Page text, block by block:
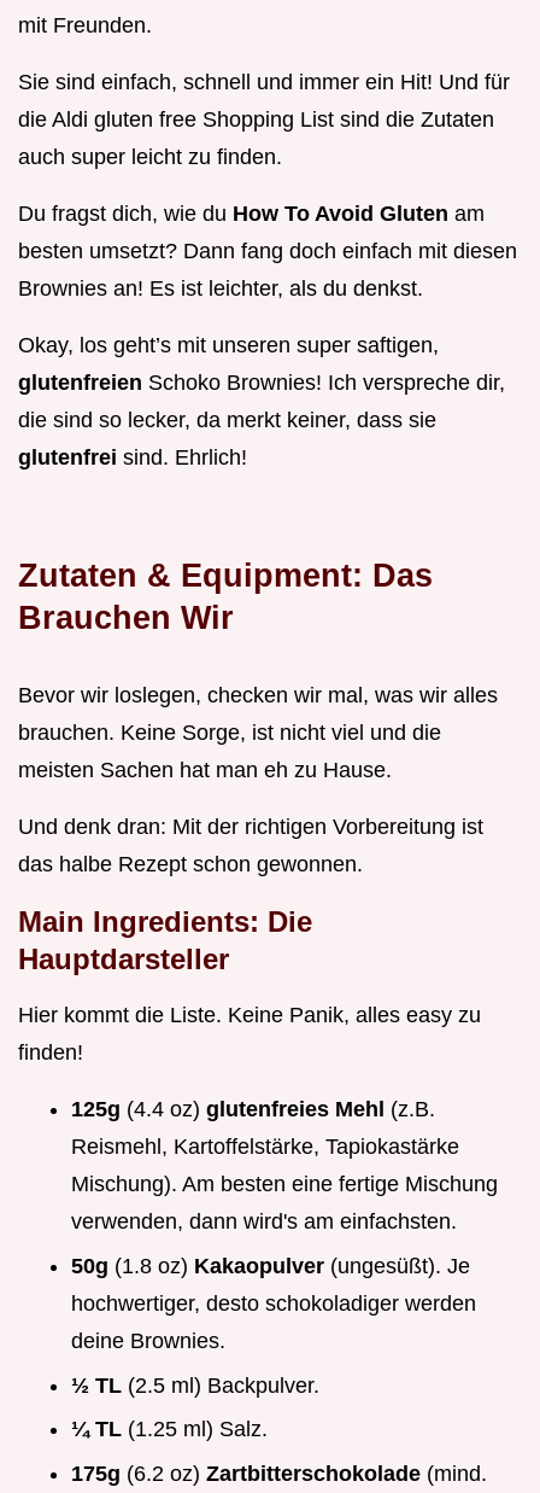
mit Freunden.
Sie sind einfach, schnell und immer ein Hit! Und für
die Aldi gluten free Shopping List sind die Zutaten
auch super leicht zu finden.
Du fragst dich, wie du How To Avoid Gluten am
besten umsetzt? Dann fang doch einfach mit diesen
Brownies an! Es ist leichter, als du denkst.
Okay, los geht’s mit unseren super saftigen,
glutenfreien Schoko Brownies! Ich verspreche dir,
die sind so lecker, da merkt keiner, dass sie
glutenfrei sind. Ehrlich!
Zutaten & Equipment: Das
Brauchen Wir
Bevor wir loslegen, checken wir mal, was wir alles
brauchen. Keine Sorge, ist nicht viel und die
meisten Sachen hat man eh zu Hause.
Und denk dran: Mit der richtigen Vorbereitung ist
das halbe Rezept schon gewonnen.
Main Ingredients: Die
Hauptdarsteller
Hier kommt die Liste. Keine Panik, alles easy zu
finden!
125g (4.4 oz) glutenfreies Mehl (z.B.
Reismehl, Kartoffelstärke, Tapiokastärke
Mischung). Am besten eine fertige Mischung
verwenden, dann wird's am einfachsten.
50g (1.8 oz) Kakaopulver (ungesüßt). Je
hochwertiger, desto schokoladiger werden
deine Brownies.
½ TL (2.5 ml) Backpulver.
¼ TL (1.25 ml) Salz.
175g (6.2 oz) Zartbitterschokolade (mind.